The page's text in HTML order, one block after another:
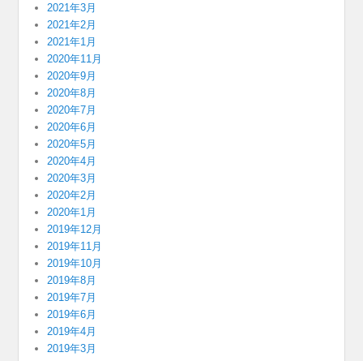
2021年3月
2021年2月
2021年1月
2020年11月
2020年9月
2020年8月
2020年7月
2020年6月
2020年5月
2020年4月
2020年3月
2020年2月
2020年1月
2019年12月
2019年11月
2019年10月
2019年8月
2019年7月
2019年6月
2019年4月
2019年3月